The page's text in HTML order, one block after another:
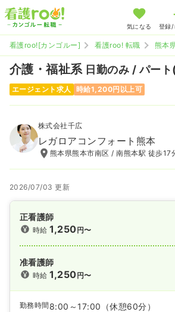
気になる 登録/
看護roo![カンゴルー] 看護roo! 転職 熊本
介護・福祉系 日勤のみ / パー
エージェント求人 時給1,200円以上可
株式会社千広
レガロアコンフォート熊本
熊本県熊本市南区 / 南熊本駅 徒歩17
2026/07/03 更新
正看護師
時給1,250円〜
准看護師
時給1,250円〜
勤務時間 8:00～17:00
（休憩60分）